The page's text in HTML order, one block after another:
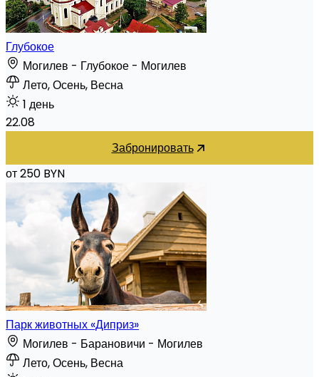
Глубокое
Могилев - Глубокое - Могилев
Лето, Осень, Весна
1 день
22.08
Забронировать
от 250 BYN
Парк животных «Диприз»
Могилев - Барановичи - Могилев
Лето, Осень, Весна